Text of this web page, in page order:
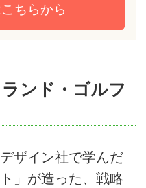
こちらから
ンド・ゴルフ
ザイン社で学んだ
」が造った、戦略